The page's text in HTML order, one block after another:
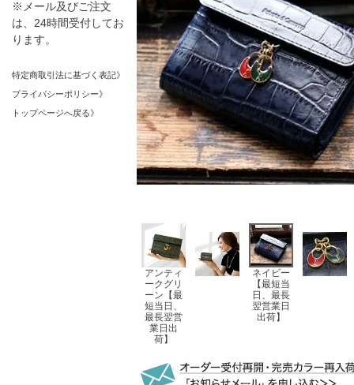
※メール及びご注文
は、24時間受付してお
ります。
特定商取引法に基づく表記》
プライバシーポリシー》
トップページへ戻る》
アンティ
ークグリ
ーン【最
短当日、
最長翌営
業日出
荷】
ネイビー
【最短当
日、最長
翌営業日
出荷】